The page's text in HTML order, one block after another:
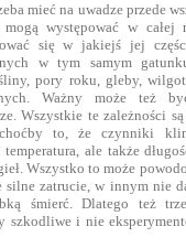
mieć na uwadze przede
mogą występować w
się w jakiejś jej
w tym samym
pory roku, gleby,
Ważny może też
Wszystkie te zależności
to, że czynniki
ale także
Wszystko to może
zatrucie, w innym nie
śmierć. Dlatego też
i nie